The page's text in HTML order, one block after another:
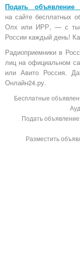
Подать объявление
насайте бесплатных
Олх или ИРР, — с
России каждый день!
Радиоприемники в
лиц на официальном
или Авито Россия.
Онлайн24.ру.
Бесплатные
Подать
Разместить